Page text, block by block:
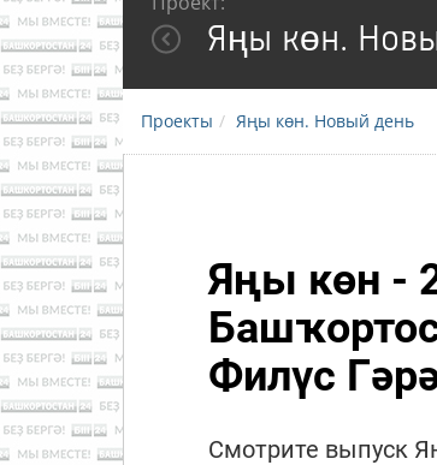
Яңы көн.
Проекты Яңы көн. Новый день
Яңы көн -
Филүс
Смотрите выпуск